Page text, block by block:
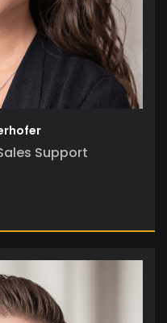
Support